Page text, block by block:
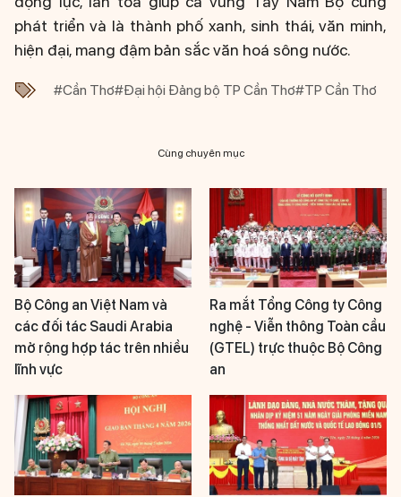
phát triển và là thành phố xanh, sinh thái, văn minh,
hiện đại, mang đậm bản sắc văn hoá sông nước.
#Cần Thơ#Đại hội Đảng bộ TP Cần Thơ#TP Cần Thơ
Cùng chuyên mục
Bộ Công an Việt Nam và
các đối tác Saudi Arabia
mở rộng hợp tác trên nhiều
lĩnh vực
Ra mắt Tổng Công ty Công
nghệ - Viễn thông Toàn cầu
(GTEL) trực thuộc Bộ Công
an